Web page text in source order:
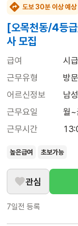
도보 30분 이상 예상
[오목천동/4등
사 모집
급여
시
근무유형
방
어르신정보
남
근무요일
월
근무시간
높은급여 초보가능
관심
7일전 등록